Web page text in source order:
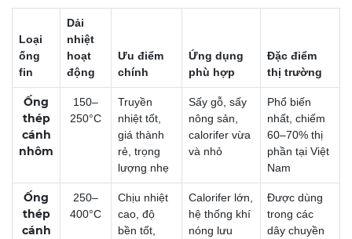
Loại
ống
fin
Dải
nhiệt
hoạt
động
Ưu điểm
chính
Ứng dụng
phù hợp
Đặc điểm
thị trường
Ống
thép
cánh
nhôm
150–
250°C
Truyền
nhiệt tốt,
giá thành
rẻ, trọng
lượng nhẹ
Sấy gỗ, sấy
nông sản,
calorifer vừa
và nhỏ
Phổ biến
nhất, chiếm
60–70% thị
phần tại Việt
Nam
Ống
thép
cánh
250–
400°C
Chịu nhiệt
cao, độ
bền tốt,
Calorifer lớn,
hệ thống khí
nóng lưu
Được dùng
trong các
dây chuyền